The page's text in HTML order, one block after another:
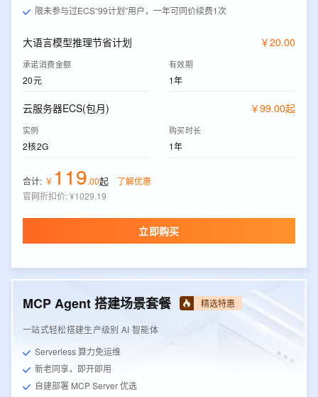
限未参与过ECS“99计划”用户，一年可同价续费1次
大语言模型推理节省计划 ￥20.00
承诺消费金额
20元
有效期
1年
云服务器ECS(包月) ￥99.00起
实例
2核2G
购买时长
1年
合计: ￥ 119.00起
了解优惠
官网折扣价:¥1029.19
立即购买
MCP Agent 搭建场景套餐 精选特惠
一站式轻松搭建生产级别 AI 智能体
Serverless 算力免运维
新老同享，即开即用
自建部署 MCP Server 优选